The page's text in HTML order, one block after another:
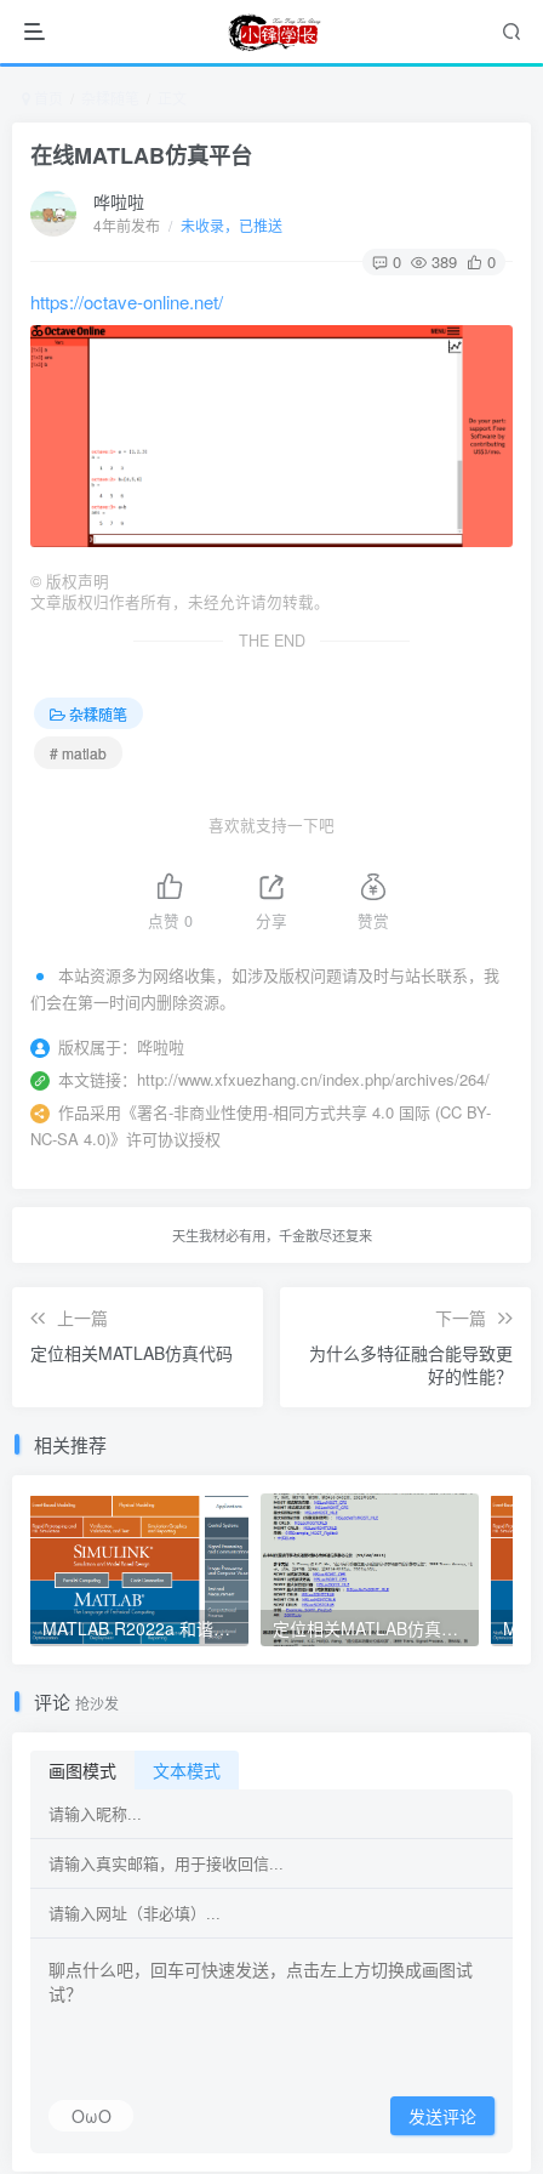
在线MATLAB仿真平台
哗啦啦
4年前发布 / 未收录，已推送
0 389 0
https://octave-online.net/
© 版权声明
文章版权归作者所有，未经允许请勿转载。
THE END
杂糅随笔
# matlab
喜欢就支持一下吧
点赞 0 分享 赞赏
本站资源多为网络收集，如涉及版权问题请及时与站长联系，我
们会在第一时间内删除资源。
版权属于： 哗啦啦
本文链接： http://www.xfxuezhang.cn/index.php/archives/264/
作品采用 《署名-非商业性使用-相同方式共享 4.0 国际 (CC BY-
NC-SA 4.0)》许可协议授权
天生我材必有用，千金散尽还复来
上一篇
定位相关MATLAB仿真代码
下一篇
为什么多特征融合能导致更
好的性能？
相关推荐
MATLAB R2022a 和谐版 学习版 定位相关MATLAB仿真代码
评论 抢沙发
画图模式 文本模式
OωO 发送评论